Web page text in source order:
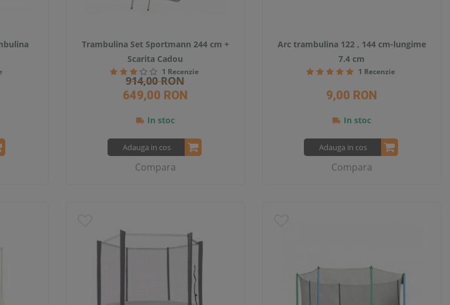
Trambulina Set Sportmann 244 cm +
Scarita Cadou
1 Recenzie
914,00 RON
649,00 RON
In stoc
Adauga in cos
Compara
Arc trambulina 122 , 144 cm-lungime
7.4 cm
1 Recenzie
9,00 RON
In stoc
Adauga in cos
Compara